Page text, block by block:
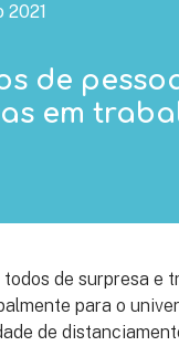
2021
de
em
de surpresa e
para o
de